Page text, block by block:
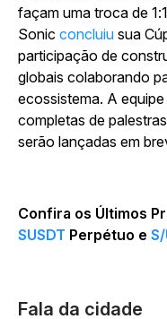
façam uma troca de
Sonic concluiu sua
participação de
globais colaborando
ecossistema. A
completas de
serão lançadas em
Confira os Últimos
SUSDT Perpétuo e
Fala da cidade